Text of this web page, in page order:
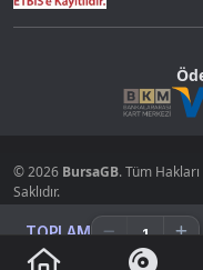
TOPLAM
© 2026 BursaGB. Tüm Hakları
Saklıdır.